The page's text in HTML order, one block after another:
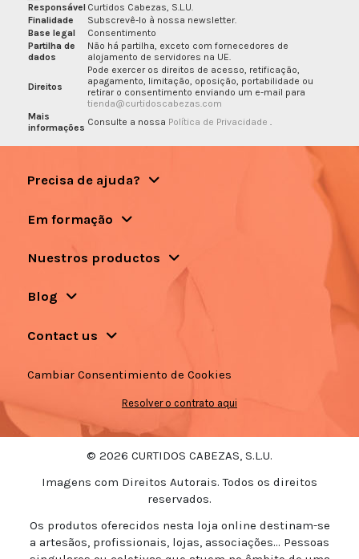
Responsável Curtidos Cabezas, S.L.U.
Finalidade
Subscrevê-lo à nossa newsletter.
Base legal
Consentimento
Partilha de
dados
Não há partilha, exceto com fornecedores de
alojamento de servidores na UE.
Direitos
Pode exercer os direitos de acesso, retificação,
apagamento, limitação, oposição, portabilidade ou
retirar o consentimento enviando um e-mail para
tienda@curtidoscabezas.com
Mais
informações Consulte a nossa Política de Privacidade .
Precisa de ajuda?
Em formação
Nuestros productos
Blog
Contact us
Cambiar Consentimiento de Cookies
Resolver o contrato aqui
© 2026 CURTIDOS CABEZAS, S.L.U.
Imagens com Direitos Autorais. Todos os direitos
reservados.
Os produtos oferecidos nesta loja online destinam-se
a artesãos, profissionais, lojas, associações... Pessoas